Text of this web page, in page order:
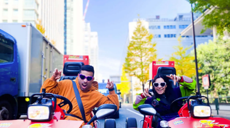
Über uns Spezifikationen Preise
Anfahrt Bewertungen FAQ
Unternehmen Buchung
Shop wechseln
Tokio Shinagawa Tokio Akihabara#1
Tokio Akihabara#2 Tokio Shibuya